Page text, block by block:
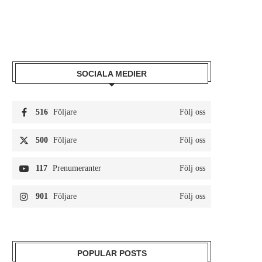
SOCIALA MEDIER
516 Följare Följ oss
500 Följare Följ oss
117 Prenumeranter Följ oss
901 Följare Följ oss
POPULAR POSTS